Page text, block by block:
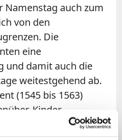
Namenstag auch zum
von den
Die
eine
und damit auch die
weitestgehend ab.
(1545 bis 1563)
Kinder